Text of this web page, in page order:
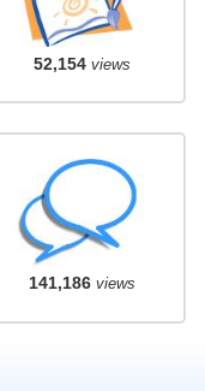
52,154views
141,186views